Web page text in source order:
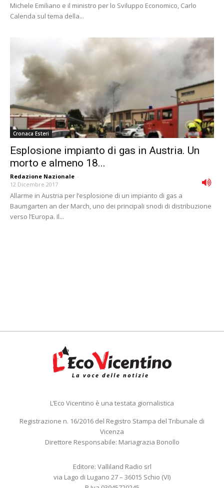
Michele Emiliano e il ministro per lo Sviluppo Economico, Carlo
Calenda sul tema della...
Cronaca Esteri
Esplosione impianto di gas in Austria. Un
morto e almeno 18...
Redazione Nazionale -
12 Dicembre 2017
Allarme in Austria per l’esplosione di un impianto di gas a
Baumgarten an der March, uno dei principali snodi di distribuzione
verso l’Europa. Il...
L’Eco Vicentino è una testata giornalistica
Registrazione n. 16/2016 del Registro Stampa del Tribunale di
Vicenza
Direttore Responsabile: Mariagrazia Bonollo
Editore: Valliland Radio srl
via Lago di Lugano 27 – 36015 Schio (VI)